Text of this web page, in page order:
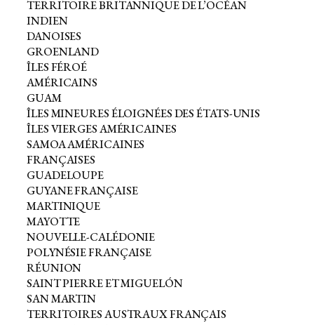
TERRITOIRE BRITANNIQUE DE L’OCÉAN
INDIEN
DANOISES
GROENLAND
ÎLES FÉROÉ
AMÉRICAINS
GUAM
ÎLES MINEURES ÉLOIGNÉES DES ÉTATS-UNIS
ÎLES VIERGES AMÉRICAINES
SAMOA AMÉRICAINES
FRANÇAISES
GUADELOUPE
GUYANE FRANÇAISE
MARTINIQUE
MAYOTTE
NOUVELLE-CALÉDONIE
POLYNÉSIE FRANÇAISE
RÉUNION
SAINT PIERRE ET MIGUELÓN
SAN MARTIN
TERRITOIRES AUSTRAUX FRANÇAIS